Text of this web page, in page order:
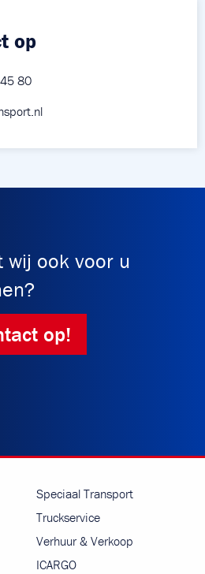
op
80
wij ook voor u
op!
Speciaal Transport
Truckservice
Verhuur & Verkoop
ICARGO